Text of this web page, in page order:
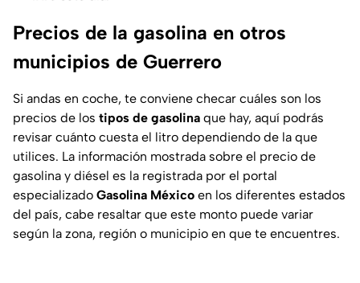
Precios de la gasolina en otros
municipios de Guerrero
Si andas en coche, te conviene checar cuáles son los
precios de los tipos de gasolina que hay, aquí podrás
revisar cuánto cuesta el litro dependiendo de la que
utilices. La información mostrada sobre el precio de
gasolina y diésel es la registrada por el portal
especializado Gasolina México en los diferentes estados
del país, cabe resaltar que este monto puede variar
según la zona, región o municipio en que te encuentres.